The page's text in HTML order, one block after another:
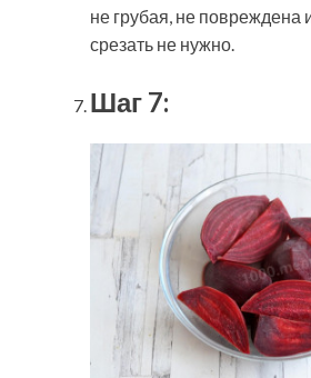
не грубая, не повреждена
срезать не нужно.
Шаг 7: